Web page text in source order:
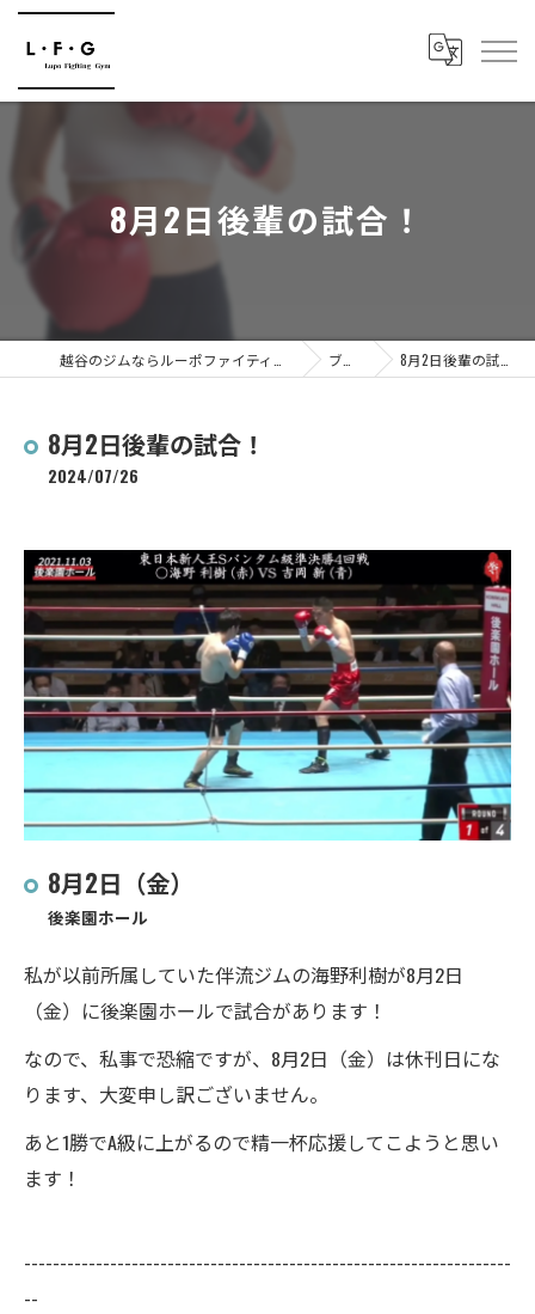
8月2日後輩の試合！
ブログ 8月2日後輩の試合！
8月2日後輩の試合！
2024/07/26
8月2日（金）
後楽園ホール
私が以前所属していた伴流ジムの海野利樹が8月2日
（金）に後楽園ホールで試合があります！
なので、私事で恐縮ですが、8月2日（金）は休刊日にな
ります、大変申し訳ございません。
あと1勝でA級に上がるので精一杯応援してこようと思い
ます！
--------------------------------------------------------------------
--